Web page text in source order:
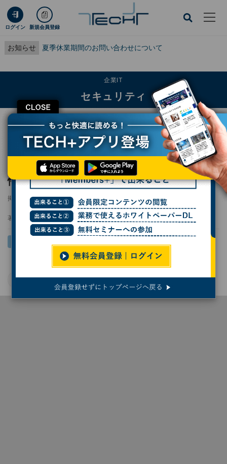
ログイン 新規会員登録
お知らせ 夏季休業期間のお問い合わせについて
CLOSE
企業IT
セキュリティ
TECH+ 企業IT
セキュリティ
PostgreSQLに任意のコードが実行可能な脆弱性、早急にアップデートを
PostgreSQLに任意のコードが実行可能な脆弱
性、早急にアップデートを
掲載日 2024/11/19 08:50
著者： 杉山貴章
脆弱性 SQL サイバーセキュリティ